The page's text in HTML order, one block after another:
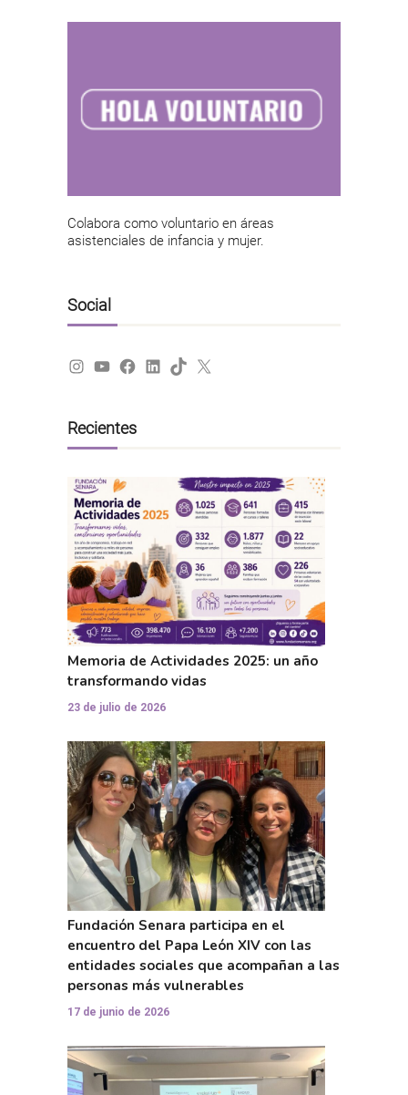
Colabora como voluntario en áreas
asistenciales de infancia y mujer.
Social
Instagram
YouTube
Facebook
LinkedIn
TikTok
X
Recientes
Memoria de Actividades 2025: un año
transformando vidas
23 de julio de 2026
Fundación Senara participa en el
encuentro del Papa León XIV con las
entidades sociales que acompañan a las
personas más vulnerables
17 de junio de 2026